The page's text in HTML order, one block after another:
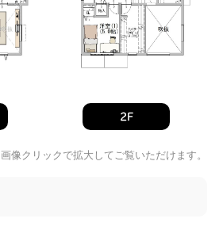
2F
画像クリックで拡大してご覧いただけます。